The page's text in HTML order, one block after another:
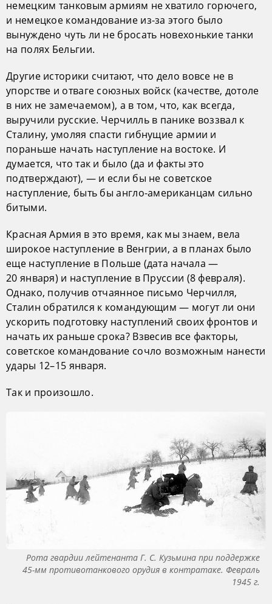
немецким танковым армиям не хватило горючего,
и немецкое командование из-за этого было
вынуждено чуть ли не бросать новехонькие танки
на полях Бельгии.
Другие историки считают, что дело вовсе не в
упорстве и отваге союзных войск (качестве, дотоле
в них не замечаемом), а в том, что, как всегда,
выручили русские. Черчилль в панике воззвал к
Сталину, умоляя спасти гибнущие армии и
пораньше начать наступление на востоке. И
думается, что так и было (да и факты это
подтверждают), — и если бы не советское
наступление, быть бы англо-американцам сильно
битыми.
Красная Армия в это время, как мы знаем, вела
широкое наступление в Венгрии, а в планах было
еще наступление в Польше (дата начала —
20 января) и наступление в Пруссии (8 февраля).
Однако, получив отчаянное письмо Черчилля,
Сталин обратился к командующим — могут ли они
ускорить подготовку наступлений своих фронтов и
начать их раньше срока? Взвесив все факторы,
советское командование сочло возможным нанести
удары 12–15 января.
Так и произошло.
Рота гвардии лейтенанта Г. С. Кузьмина при поддержке
45-мм противотанкового орудия в контратаке. Февраль
1945 г.